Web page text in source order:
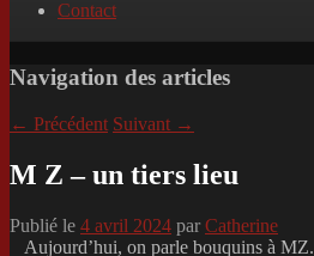
Contact
Navigation des articles
← Précédent Suivant →
M Z – un tiers lieu
Publié le 4 avril 2024 par Catherine
Aujourd’hui, on parle bouquins à MZ.